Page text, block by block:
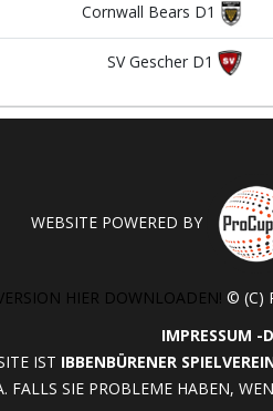
Cornwall Bears D1
SV Gescher D1
WEBSITE POWERED BY
HIER DOWNLOADEN! © (C)
IMPRESSUM -
IST IBBENBÜRENER
FALLS SIE PROBLEME HABEN,